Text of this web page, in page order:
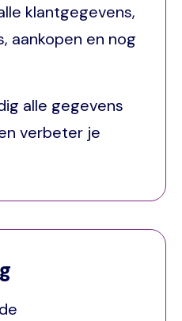
klantgegevens,
aankopen en nog
alle gegevens
verbeter je